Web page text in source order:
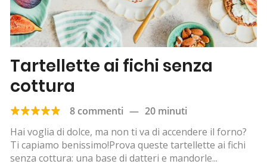
Tartellette ai fichi senza
cottura
8 commenti — 20 minuti
Hai voglia di dolce, ma non ti va di accendere il forno?
Ti capiamo benissimo!Prova queste tartellette ai fichi
senza cottura: una base di datteri e mandorle...